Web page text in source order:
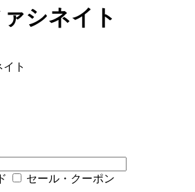
シネイト
イト
セール・クーポン